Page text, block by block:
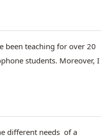
been teaching for over 20
students. Moreover, I
different needs of a